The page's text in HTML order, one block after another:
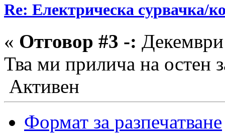
Re: Електрическа сурвачка/
« Отговор #3 -:
Тва ми прилича на
Активен
Формат за разпечатване